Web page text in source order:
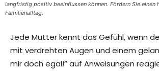
langfristig positiv beeinflussen können. Fördern Sie einen
Familienalltag.
Jede Mutter kennt das Gefühl, wenn
mit verdrehten Augen und einem
mir doch egal!“ auf Anweisungen